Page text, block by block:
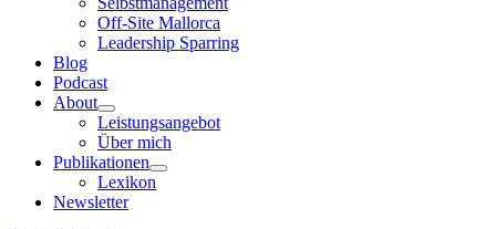
Off-Site Mallorca
Leadership Sparring
Blog
Podcast
About
Leistungsangebot
Über mich
Publikationen
Lexikon
Newsletter